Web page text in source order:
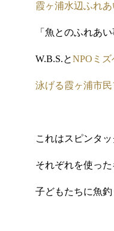
霞ヶ浦水辺ふれ
「魚とのふれあ
W.B.S.とNPO ミズ
泳げる霞ヶ浦市
これはスピンタ
それぞれを使っ
子どもたちに魚